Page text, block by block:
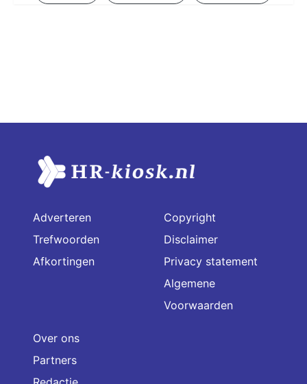
Adverteren
Trefwoorden
Afkortingen
Copyright
Disclaimer
Privacy statement
Algemene
Voorwaarden
Over ons
Partners